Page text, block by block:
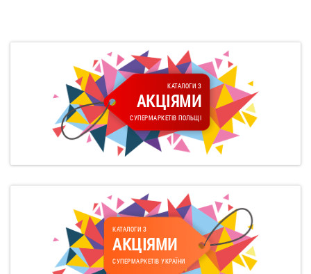
КАТАЛОГИ З
АКЦІЯМИ
СУПЕРМАРКЕТІВ ПОЛЬЩІ
КАТАЛОГИ З
АКЦІЯМИ
СУПЕРМАРКЕТІВ УКРАЇНИ